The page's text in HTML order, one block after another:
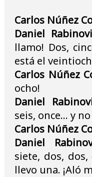
Carlos Núñez
Daniel
llamo! Dos,
está el
Carlos Núñez
ocho!
Daniel
seis, once... y
Carlos Núñez
Daniel
siete, dos,
llevo una. ¡Aló